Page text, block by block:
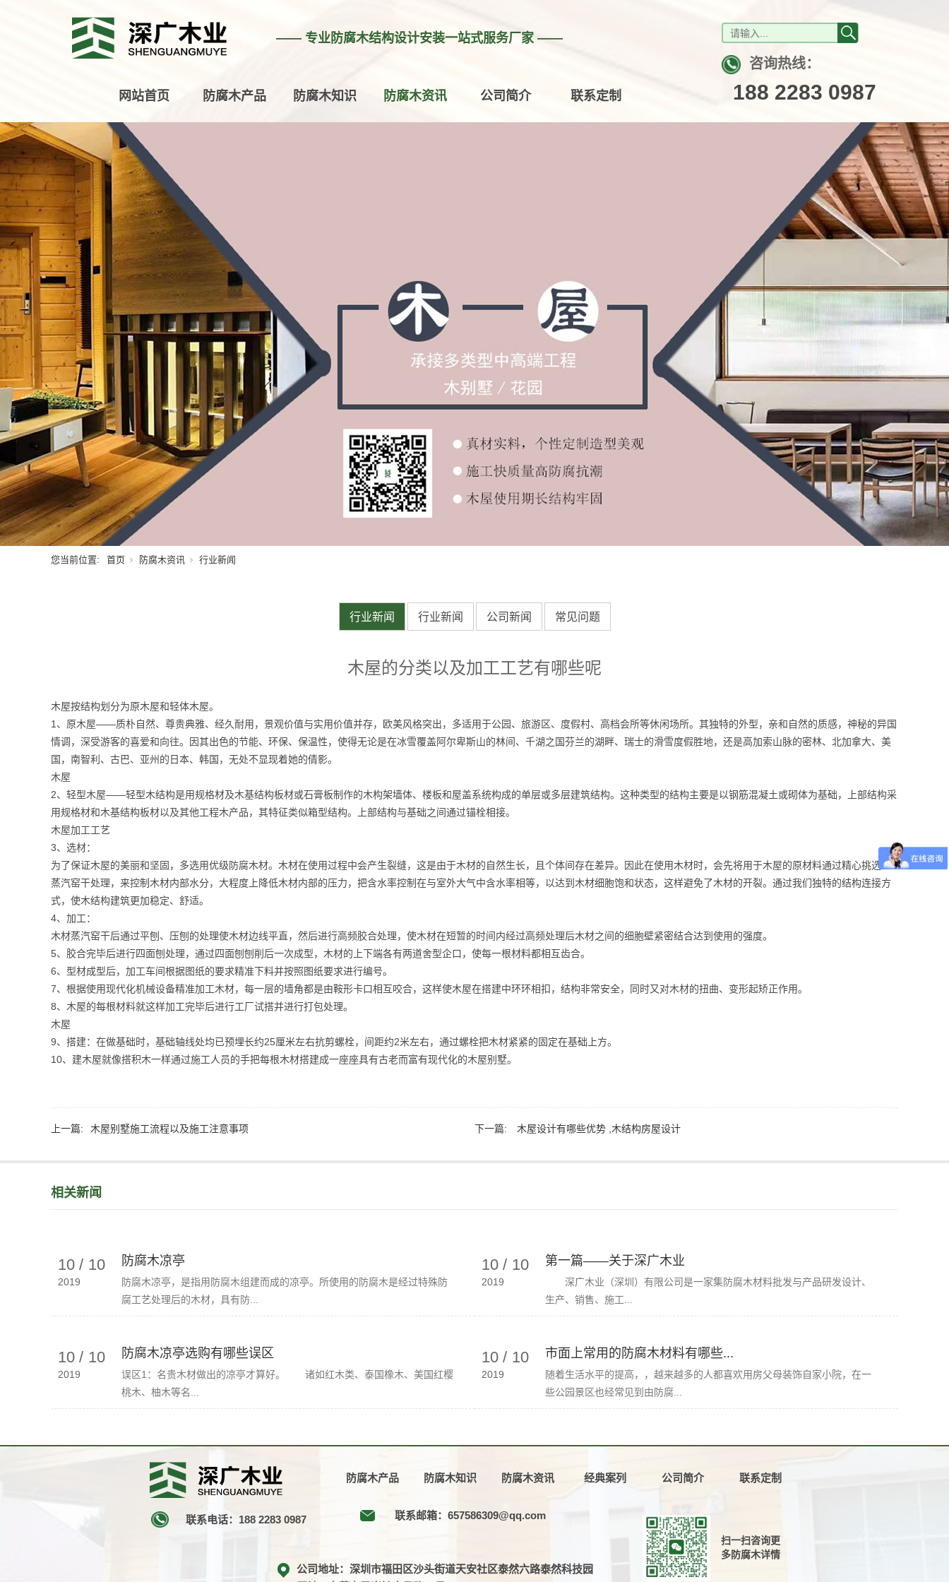
—— 专业防腐木结构设计安装一站式服务厂家 ——
网站首页 防腐木产品 防腐木知识 防腐木资讯 公司简介 联系定制
咨询热线：
188 2283 0987
您当前位置: 首页 防腐木资讯 行业新闻
行业新闻 行业新闻 公司新闻 常见问题
木屋的分类以及加工工艺有哪些呢
木屋按结构划分为原木屋和轻体木屋。
1、原木屋——质朴自然、尊贵典雅、经久耐用，景观价值与实用价值并存，欧美风格突出，多适用于公园、旅游区、度假村、高档会所等休闲场所。其独特的外型，亲和自然的质感，神秘的异国
情调，深受游客的喜爱和向往。因其出色的节能、环保、保温性，使得无论是在冰雪覆盖阿尔卑斯山的林间、千湖之国芬兰的湖畔、瑞士的滑雪度假胜地，还是高加索山脉的密林、北加拿大、美
国，南智利、古巴、亚州的日本、韩国，无处不显现着她的倩影。
木屋
2、轻型木屋——轻型木结构是用规格材及木基结构板材或石膏板制作的木构架墙体、楼板和屋盖系统构成的单层或多层建筑结构。这种类型的结构主要是以钢筋混凝土或砌体为基础，上部结构采
用规格材和木基结构板材以及其他工程木产品，其特征类似箱型结构。上部结构与基础之间通过锚栓相接。
木屋加工工艺
3、选材：
为了保证木屋的美丽和坚固，多选用优级防腐木材。木材在使用过程中会产生裂缝，这是由于木材的自然生长，且个体间存在差异。因此在使用木材时，会先将用于木屋的原材料通过精心挑选、
蒸汽窑干处理，来控制木材内部水分，大程度上降低木材内部的压力，把含水率控制在与室外大气中含水率相等，以达到木材细胞饱和状态，这样避免了木材的开裂。通过我们独特的结构连接方
式，使木结构建筑更加稳定、舒适。
4、加工：
木材蒸汽窑干后通过平刨、压刨的处理使木材边线平直，然后进行高频胶合处理，使木材在短暂的时间内经过高频处理后木材之间的细胞壁紧密结合达到使用的强度。
5、胶合完毕后进行四面刨处理，通过四面刨刨削后一次成型，木材的上下端各有两道舍型企口，使每一根材料都相互齿合。
6、型材成型后，加工车间根据图纸的要求精准下料并按照图纸要求进行编号。
7、根据使用现代化机械设备精准加工木材，每一层的墙角都是由鞍形卡口相互咬合，这样使木屋在搭建中环环相扣，结构非常安全，同时又对木材的扭曲、变形起矫正作用。
8、木屋的每根材料就这样加工完毕后进行工厂试搭并进行打包处理。
木屋
9、搭建：在做基础时，基础轴线处均已预埋长约25厘米左右抗剪螺栓，间距约2米左右，通过螺栓把木材紧紧的固定在基础上方。
10、建木屋就像搭积木一样通过施工人员的手把每根木材搭建成一座座具有古老而富有现代化的木屋别墅。
上一篇: 木屋别墅施工流程以及施工注意事项 下一篇: 木屋设计有哪些优势 ,木结构房屋设计
相关新闻
10 / 10
2019
防腐木凉亭
防腐木凉亭，是指用防腐木组建而成的凉亭。所使用的防腐木是经过特殊防
腐工艺处理后的木材，具有防...
10 / 10
2019
第一篇——关于深广木业
深广木业（深圳）有限公司是一家集防腐木材料批发与产品研发设计、
生产、销售、施工...
10 / 10
2019
防腐木凉亭选购有哪些误区
误区1：名贵木材做出的凉亭才算好。 诸如红木类、泰国橡木、美国红樱
桃木、柚木等名...
10 / 10
2019
市面上常用的防腐木材料有哪些...
随着生活水平的提高，，越来越多的人都喜欢用房父母装饰自家小院，在一
些公园景区也经常见到由防腐...
防腐木产品 防腐木知识 防腐木资讯 经典案列 公司简介 联系定制
联系电话：188 2283 0987 联系邮箱：657586309@qq.com
公司地址：深圳市福田区沙头街道天安社区泰然六路泰然科技园
扫一扫咨询更
多防腐木详情